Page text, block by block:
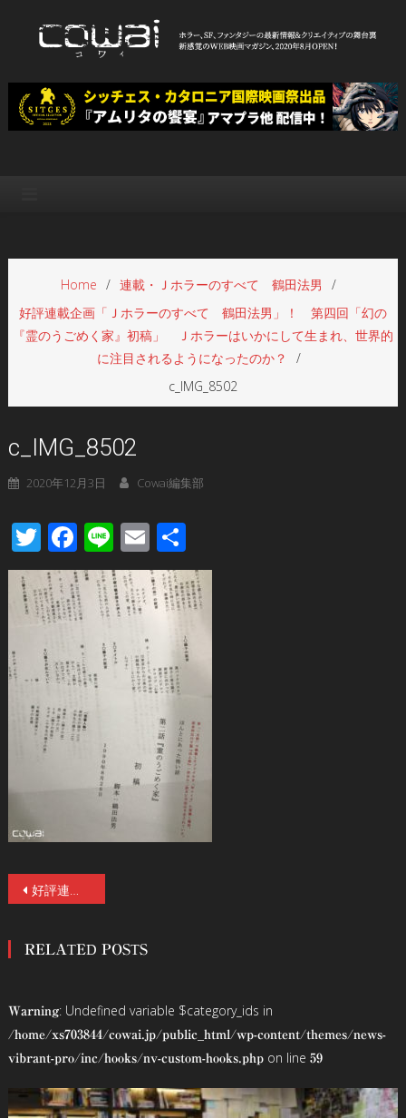
WEB映画マガジン「cowai コ
ワイ」
Home
連載・Ｊホラーのすべて 鶴田法男
好評連載企画「Ｊホラーのすべて 鶴田法男」！ 第四回「幻の
『霊のうごめく家』初稿」 Ｊホラーはいかにして生まれ、世界的
に注目されるようになったのか？
c_IMG_8502
c_IMG_8502
2020年12月3日 Cowai編集部
Twitter
Facebook
LineEmail
有
投
ナ
ゲ
ー
シ
好評連載企画「Ｊホラーのすべて 鶴田法男」！ 第四回「幻の『霊のうごめく家』初稿」 Ｊホラーはいかにして生まれ、世界的に注目されるようになったのか？
RELATED POSTS
Warning: Undefined variable $category_ids in
/home/xs703844/cowai.jp/public_html/wp-content/themes/news-
vibrant-pro/inc/hooks/nv-custom-hooks.phpon line 59